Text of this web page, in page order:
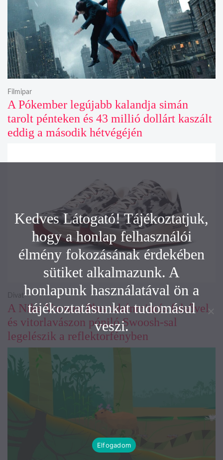
A Pókember legújabb kalandja simán
tarolt pénteken és 43 millió dollárt kaszált
eddig a második hétvégéjén
Filmipar
A Nike Vomero Plus tehénmintás felsővel
és vitorlavászon póniló Swoosh-sal
legelészik a reflektorfényben
Divat
Kedves Látogató! Tájékoztatjuk,
hogy a honlap felhasználói
élmény fokozásának érdekében
sütiket alkalmazunk. A
honlapunk használatával ön a
tájékoztatásunkat tudomásul
veszi.
Elfogadom